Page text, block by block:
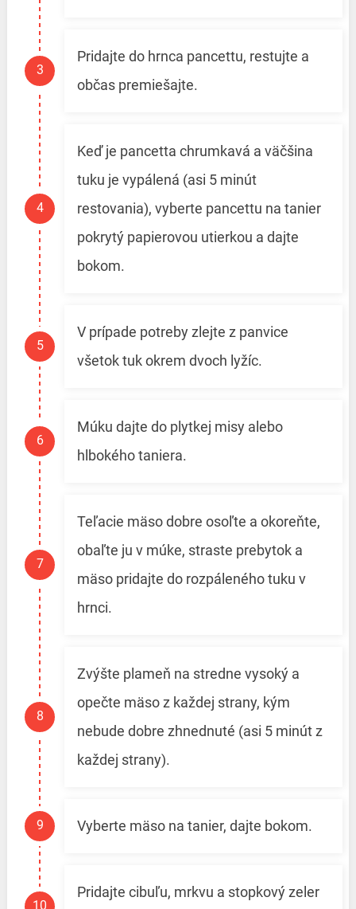
Pridajte do hrnca pancettu, restujte a
občas premiešajte.
Keď je pancetta chrumkavá a väčšina
tuku je vypálená (asi 5 minút
restovania), vyberte pancettu na tanier
pokrytý papierovou utierkou a dajte
bokom.
V prípade potreby zlejte z panvice
všetok tuk okrem dvoch lyžíc.
Múku dajte do plytkej misy alebo
hlbokého taniera.
Teľacie mäso dobre osoľte a okoreňte,
obaľte ju v múke, straste prebytok a
mäso pridajte do rozpáleného tuku v
hrnci.
Zvýšte plameň na stredne vysoký a
opečte mäso z každej strany, kým
nebude dobre zhnednuté (asi 5 minút z
každej strany).
Vyberte mäso na tanier, dajte bokom.
Pridajte cibuľu, mrkvu a stopkový zeler